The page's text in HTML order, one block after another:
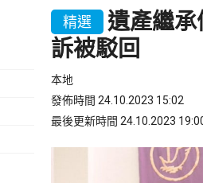
精選
遺產繼
訴被駁回
本地
發佈時間 24.10.2023 15:02
最後更新時間 24.10.2023